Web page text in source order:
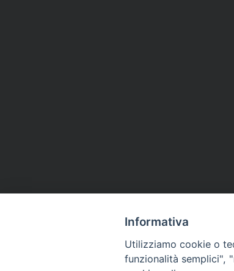
Informativa
Utilizziamo cookie o
funzionalità semplici",